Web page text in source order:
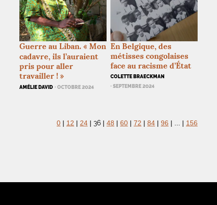
Guerre au Liban. « Mon
cadavre, ils l’auraient
pris pour aller
travailler ! »
AMÉLIE DAVID · OCTOBRE 2024
En Belgique, des
métisses congolaises
face au racisme d’État
COLETTE BRAECKMAN
· SEPTEMBRE 2024
0 | 12 | 24 | 36 | 48 | 60 | 72 | 84 | 96 | | 156